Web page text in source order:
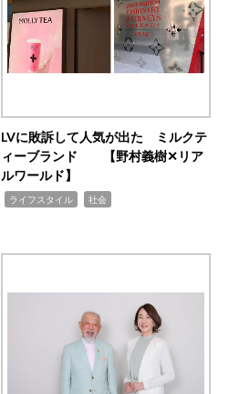
LVに敗訴して人気が出た ミルクテ
ィーブランド 【野村義樹✕リア
ルワールド】
ライフスタイル 社会